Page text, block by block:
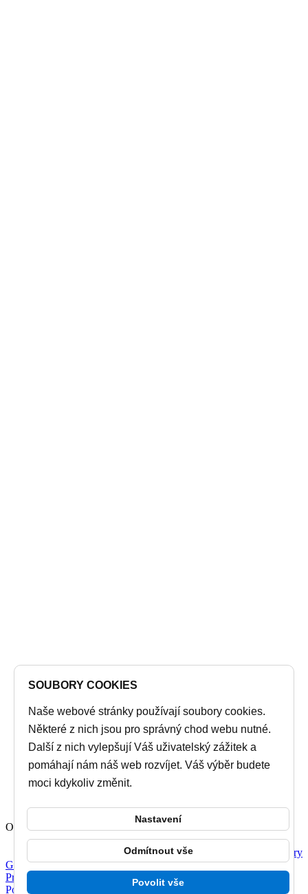
Ordering Display Num
Powered by
Phoca Gallery
GDPR
Prohlášení o přístupnosti
Povinné informace
SOUBORY COOKIES
Naše webové stránky používají soubory cookies.
Některé z nich jsou pro správný chod webu nutné.
Další z nich vylepšují Váš uživatelský zážitek a
pomáhají nám náš web rozvíjet. Váš výběr budete
moci kdykoliv změnit.
Nastavení
Odmítnout vše
Povolit vše